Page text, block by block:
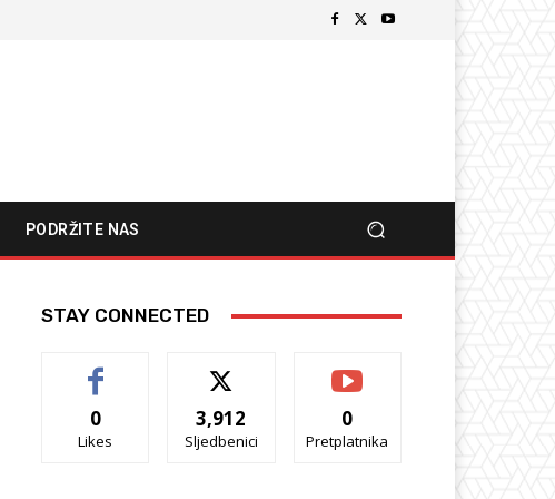
PODRŽITE NAS
STAY CONNECTED
0
Likes
3,912
Sljedbenici
0
Pretplatnika